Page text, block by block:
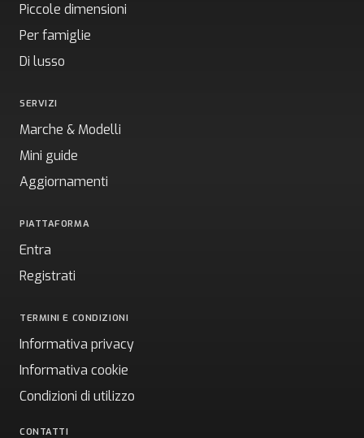
Piccole dimensioni
Per famiglie
Di lusso
SERVIZI
Marche & Modelli
Mini guide
Aggiornamenti
PIATTAFORMA
Entra
Registrati
TERMINI E CONDIZIONI
Informativa privacy
Informativa cookie
Condizioni di utilizzo
CONTATTI